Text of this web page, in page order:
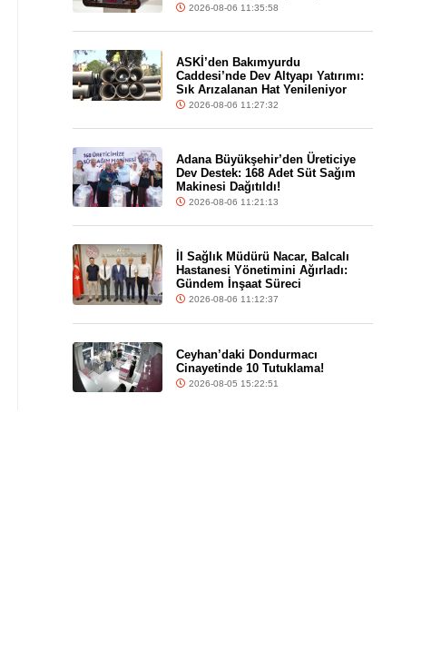
2026-08-06 11:35:58
ASKİ’den Bakımyurdu
Caddesi’nde Dev Altyapı Yatırımı:
Sık Arızalanan Hat Yenileniyor
2026-08-06 11:27:32
Adana Büyükşehir’den Üreticiye
Dev Destek: 168 Adet Süt Sağım
Makinesi Dağıtıldı!
2026-08-06 11:21:13
İl Sağlık Müdürü Nacar, Balcalı
Hastanesi Yönetimini Ağırladı:
Gündem İnşaat Süreci
2026-08-06 11:12:37
Ceyhan’daki Dondurmacı
Cinayetinde 10 Tutuklama!
2026-08-05 15:22:51